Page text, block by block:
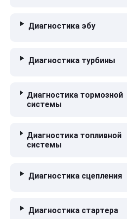
Диагностика эбу
Диагностика турбины
Диагностика тормозной
системы
Диагностика топливной
системы
Диагностика сцепления
Диагностика стартера